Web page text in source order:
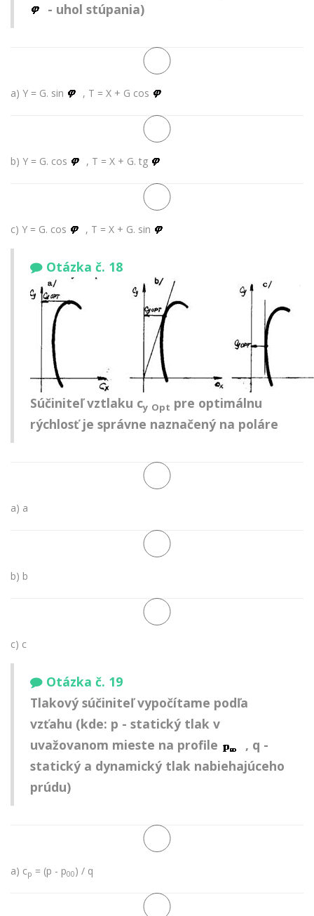
- uhol stúpania)
a) Y = G. sin , T = X + G cos
b) Y = G. cos , T = X + G. tg
c) Y = G. cos , T = X + G. sin
Otázka č. 18
Súčiniteľ vztlaku cy Opt pre optimálnu
rýchlosť je správne naznačený na poláre
a) a
b) b
c) c
Otázka č. 19
Tlakový súčiniteľ vypočítame podľa
vzťahu (kde: p - statický tlak v
uvažovanom mieste na profile
, q -
statický a dynamický tlak nabiehajúceho
prúdu)
a) cp = (p - p00) / q